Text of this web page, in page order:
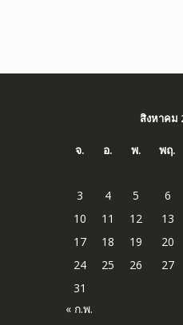
สิงหาคม
จ. อ. พ. พฤ.
3
4 5 6
10
11 12 13
17
18 19 20
24
25 26 27
31
« ก.พ.